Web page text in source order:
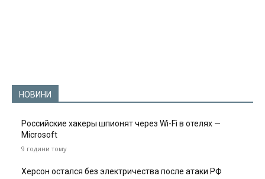
НОВИНИ
Российские хакеры шпионят через Wi-Fi в отелях —
Microsoft
9 години тому
Херсон остался без электричества после атаки РФ